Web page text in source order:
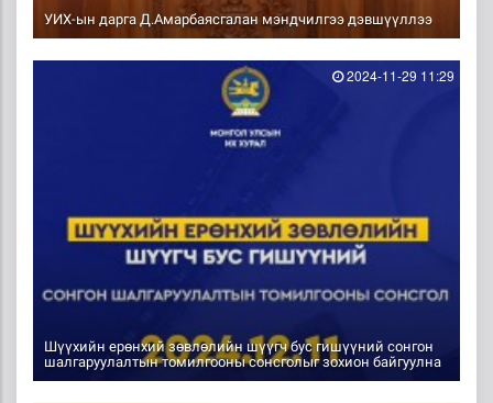
УИХ-ын дарга Д.Амарбаясгалан мэндчилгээ дэвшүүллээ
Шүүхийн ерөнхий зөвлөлийн шүүгч бус гишүүний сонгон
шалгаруулалтын томилгооны сонсголыг зохион байгуулна
2024-11-29 11:29